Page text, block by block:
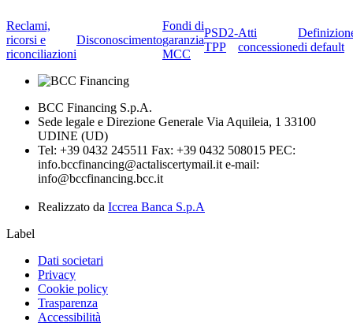
Reclami,
ricorsi e
riconciliazioni
Disconoscimento
Fondi di
garanzia
MCC
PSD2-
TPP
Atti
concessionedi default
BCC Financing S.p.A.
Sede legale e Direzione Generale Via Aquileia, 1 33100
UDINE (UD)
Tel: +39 0432 245511 Fax: +39 0432 508015 PEC:
info.bccfinancing@actaliscertymail.it e-mail:
info@bccfinancing.bcc.it
Realizzato da Iccrea Banca S.p.A
Label
Dati societari
Privacy
Cookie policy
Trasparenza
Accessibilità